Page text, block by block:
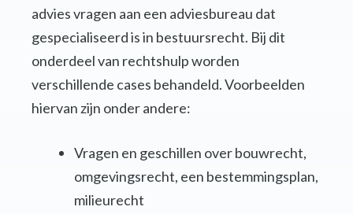
advies vragen aan een adviesbureau dat
gespecialiseerd is in bestuursrecht. Bij dit
onderdeel van rechtshulp worden
verschillende cases behandeld. Voorbeelden
hiervan zijn onder andere:
Vragen en geschillen over bouwrecht,
omgevingsrecht, een bestemmingsplan,
milieurecht